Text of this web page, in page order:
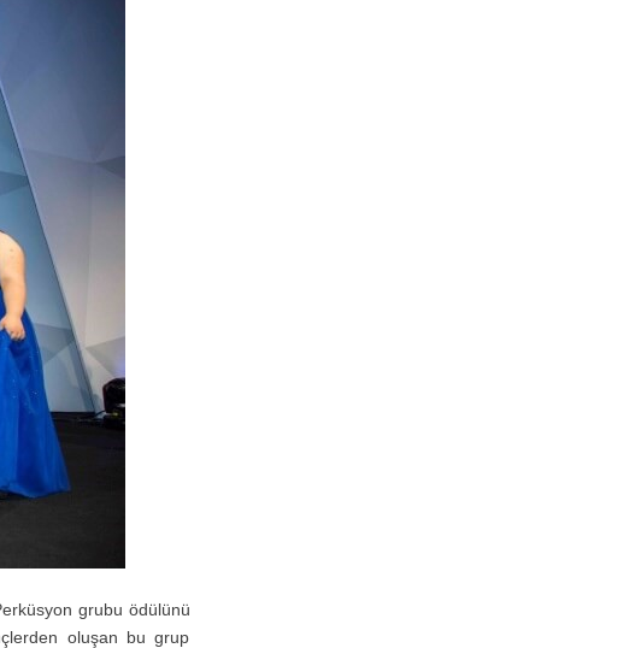
grubu ödülünü
oluşan bu grup